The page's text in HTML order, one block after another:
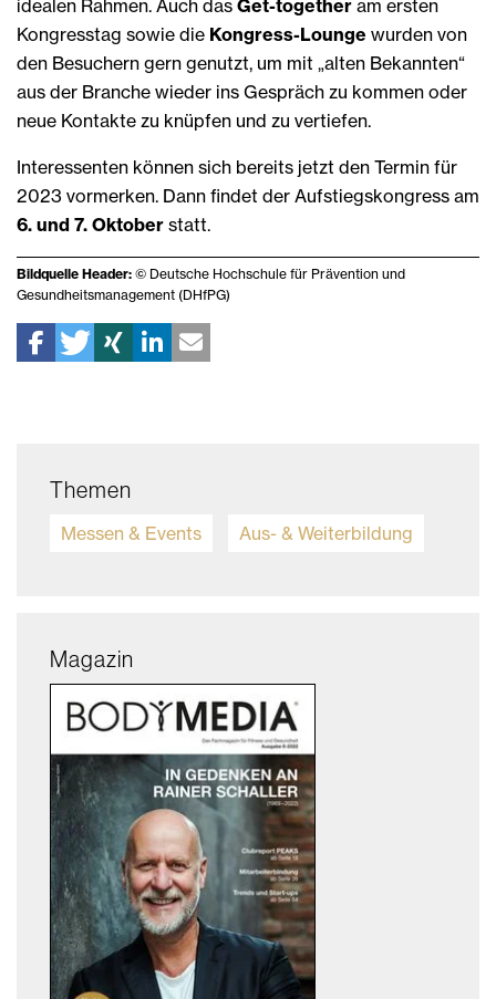
idealen Rahmen. Auch das Get-together am ersten
Kongresstag sowie die Kongress-Lounge wurden von
den Besuchern gern genutzt, um mit „alten Bekannten“
aus der Branche wieder ins Gespräch zu kommen oder
neue Kontakte zu knüpfen und zu vertiefen.
Interessenten können sich bereits jetzt den Termin für
2023 vormerken. Dann findet der Aufstiegskongress am
6. und 7. Oktober statt.
Bildquelle Header: © Deutsche Hochschule für Prävention und
Gesundheitsmanagement (DHfPG)
Themen
Messen & Events Aus- & Weiterbildung
Magazin